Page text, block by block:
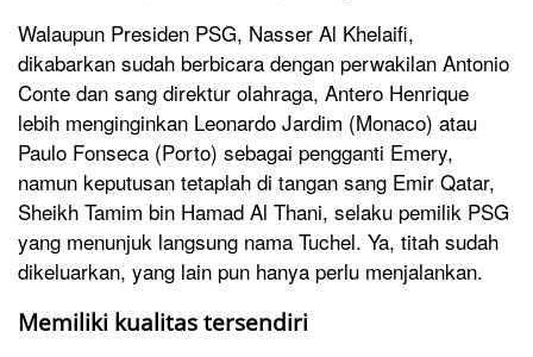
Walaupun Presiden PSG, Nasser Al Khelaifi,
dikabarkan sudah berbicara dengan perwakilan Antonio
Conte dan sang direktur olahraga, Antero Henrique
lebih menginginkan Leonardo Jardim (Monaco) atau
Paulo Fonseca (Porto) sebagai pengganti Emery,
namun keputusan tetaplah di tangan sang Emir Qatar,
Sheikh Tamim bin Hamad Al Thani, selaku pemilik PSG
yang menunjuk langsung nama Tuchel. Ya, titah sudah
dikeluarkan, yang lain pun hanya perlu menjalankan.
Memiliki kualitas tersendiri